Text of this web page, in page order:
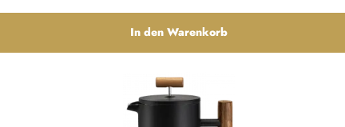
In den Warenkorb